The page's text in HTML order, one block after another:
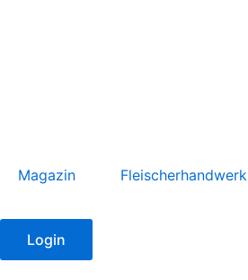
Magazin Fleischerhandwerk
Login